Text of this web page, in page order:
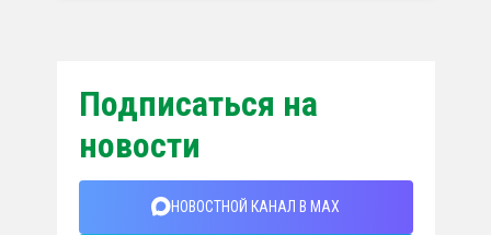
Подписаться на
новости
НОВОСТНОЙ КАНАЛ В MAX